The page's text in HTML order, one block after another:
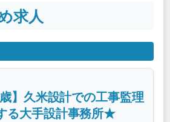
求人
】久米設計での工事監理
る大手設計事務所★